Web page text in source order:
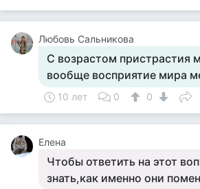
Любовь Сальникова
С возрастом пристрастия
вообще восприятие мира
10 лет 0 0
Елена
Чтобы ответить на этот
знать,как именно они